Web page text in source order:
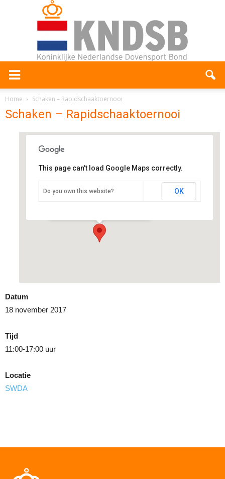
Home Schaken – Rapidschaaktoernooi
Schaken – Rapidschaaktoernooi
SWDA
This page can't load Google Maps correctly.
Do you own this website? OK
Datum
18 november 2017
Tijd
11:00-17:00 uur
Locatie
SWDA